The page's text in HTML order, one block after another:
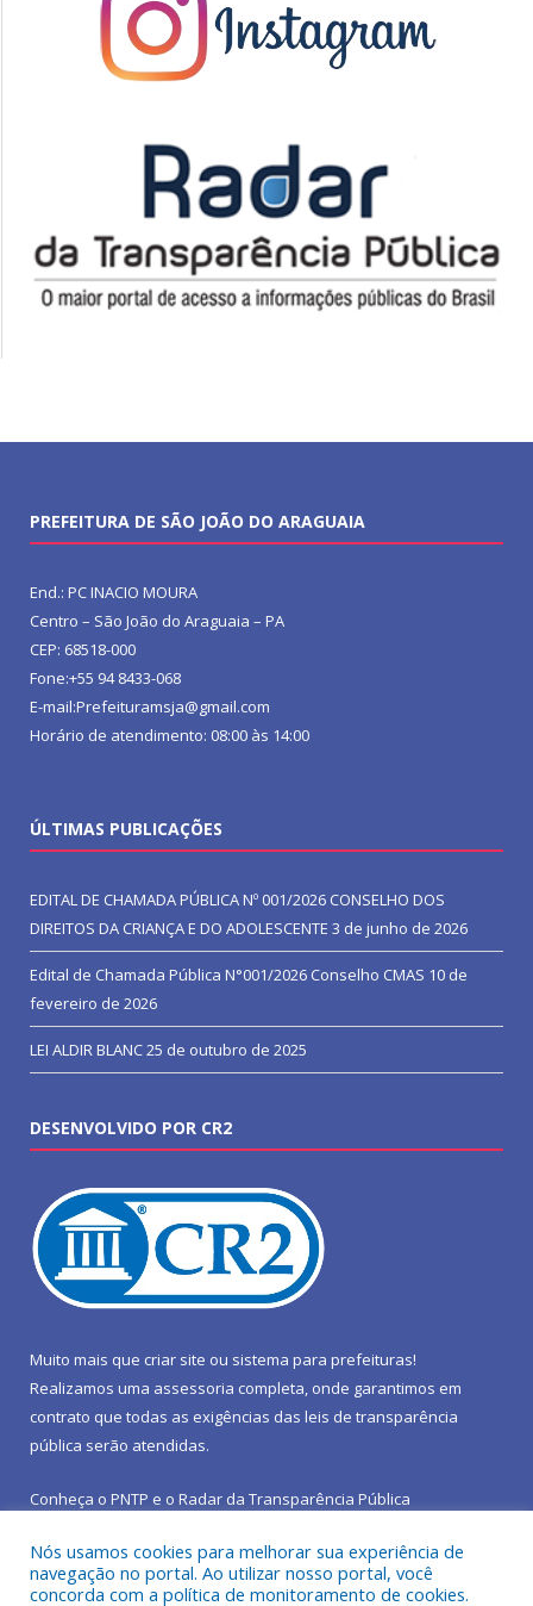
PREFEITURA DE SÃO JOÃO DO ARAGUAIA
End.: PC INACIO MOURA
Centro – São João do Araguaia – PA
CEP: 68518-000
Fone:+55 94 8433-068
E-mail:Prefeituramsja@gmail.com
Horário de atendimento: 08:00 às 14:00
ÚLTIMAS PUBLICAÇÕES
EDITAL DE CHAMADA PÚBLICA Nº 001/2026 CONSELHO DOS
DIREITOS DA CRIANÇA E DO ADOLESCENTE 3 de junho de 2026
Edital de Chamada Pública N°001/2026 Conselho CMAS 10 de
fevereiro de 2026
LEI ALDIR BLANC25 de outubro de 2025
DESENVOLVIDO POR CR2
Muito mais que criar site ou sistema para prefeituras!
Realizamos uma assessoria completa, onde garantimos em
contrato que todas as exigências das leis de transparência
pública serão atendidas.
Conheça o PNTP e o Radar da Transparência Pública
Nós usamos cookies para melhorar sua experiência de
navegação no portal. Ao utilizar nosso portal, você
concorda com a política de monitoramento de cookies.